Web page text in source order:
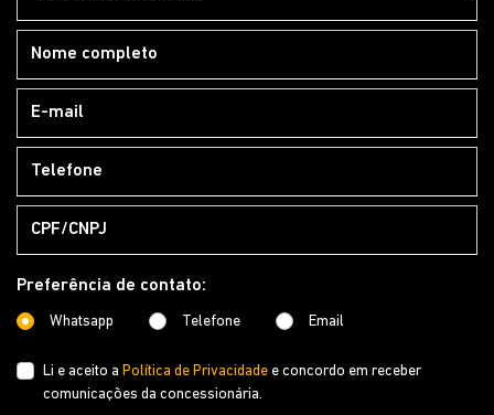
Whatsapp Telefone Email
Li e aceito aPolítica de Privacidadee concordo em receber